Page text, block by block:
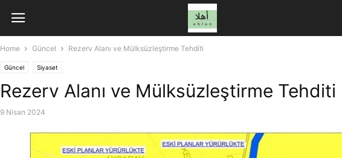
Home Güncel Rezerv Alanı ve Mülksüzleştirme Tehditi
Güncel Siyaset
Rezerv Alanı ve Mülksüzleştirme Tehditi
9 Nisan 2024